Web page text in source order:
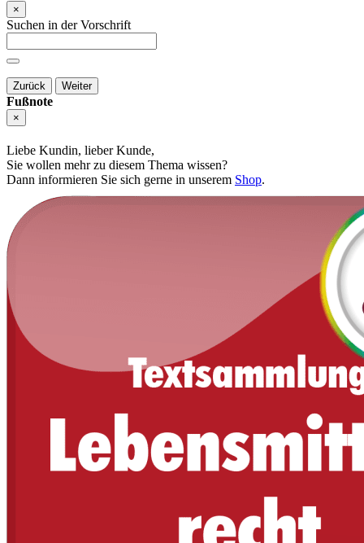
×
Suchen in der Vorschrift
Zurück Weiter
Fußnote
×
Liebe Kundin, lieber Kunde,
Sie wollen mehr zu diesem Thema wissen?
Dann informieren Sie sich gerne in unserem Shop.